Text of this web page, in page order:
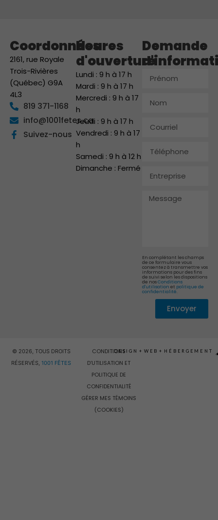
Coordonnées
2161, rue Royale
Trois-Rivières
(Québec) G9A
4L3
819 371-1168
info@1001fetes.ca
Suivez-nous
Heures
d'ouverture
Lundi : 9 h à 17 h
Mardi : 9 h à 17 h
Mercredi : 9 h à 17
h
Jeudi : 9 h à 17 h
Vendredi : 9 h à 17
h
Samedi : 9 h à 12 h
Dimanche : Fermé
Demande
Message
En complétant les champs
de ce formulaire vous
consentez à transmettre vos
informations pour des fins
de suivi selon les dispositions
de nosConditions
d'utilisation et politique de
confidentialité.
Envoyer
© 2026, TOUS DROITS
RÉSERVÉS,1001 FÊTES
CONDITIONS
D’UTILISATION ET
POLITIQUE DE
CONFIDENTIALITÉ
GÉRER MES TÉMOINS
(COOKIES)
DESIGN + WEB + HÉBERGEMENT